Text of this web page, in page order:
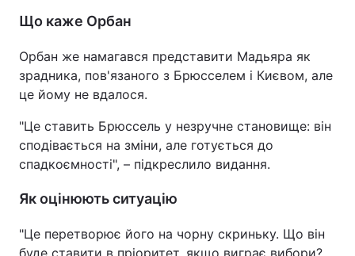
Що каже Орбан
Орбан же намагався представити Мадьяра як
зрадника, пов'язаного з Брюсселем і Києвом, але
це йому не вдалося.
"Це ставить Брюссель у незручне становище: він
сподівається на зміни, але готується до
спадкоємності", – підкреслило видання.
Як оцінюють ситуацію
"Це перетворює його на чорну скриньку. Що він
буде ставити в пріоритет, якщо виграє вибори?